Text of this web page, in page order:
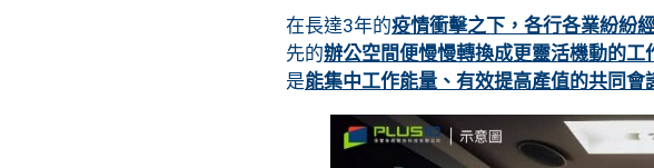
在長達3年的疫情衝擊之下，各行各業紛紛
先的辦公空間便慢慢轉換成更靈活機動的工
是能集中工作能量、有效提高產值的共同會